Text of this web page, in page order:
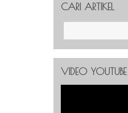
CARI ARTIKEL
VIDEO YOUTUBE